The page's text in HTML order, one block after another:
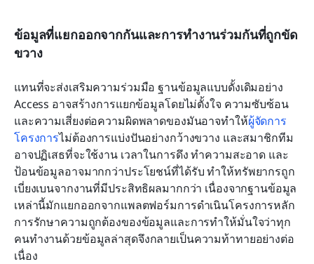
ข้อมูลที่แยกออกจากกันและการทำงานร่วมกันที่ถูกขัด
ขวาง
แทนที่จะส่งเสริมความร่วมมือ ฐานข้อมูลแบบดั้งเดิมอย่าง
Access อาจสร้างการแยกข้อมูลโดยไม่ตั้งใจ ความซับซ้อน
และความเสี่ยงต่อความผิดพลาดของมันอาจทำให้ผู้จัดการ
โครงการไม่ต้องการแบ่งปันอย่างกว้างขวาง และสมาชิกทีม
อาจปฏิเสธที่จะใช้งาน เวลาในการดึง ทำความสะอาด และ
ป้อนข้อมูลอาจมากกว่าประโยชน์ที่ได้รับ ทำให้ทรัพยากรถูก
เบี่ยงเบนจากงานที่มีประสิทธิผลมากกว่า เนื่องจากฐานข้อมูล
เหล่านี้มักแยกออกจากแพลตฟอร์มการดำเนินโครงการหลัก
การรักษาความถูกต้องของข้อมูลและการทำให้มั่นใจว่าทุก
คนทำงานด้วยข้อมูลล่าสุดจึงกลายเป็นความท้าทายอย่างต่อ
เนื่อง